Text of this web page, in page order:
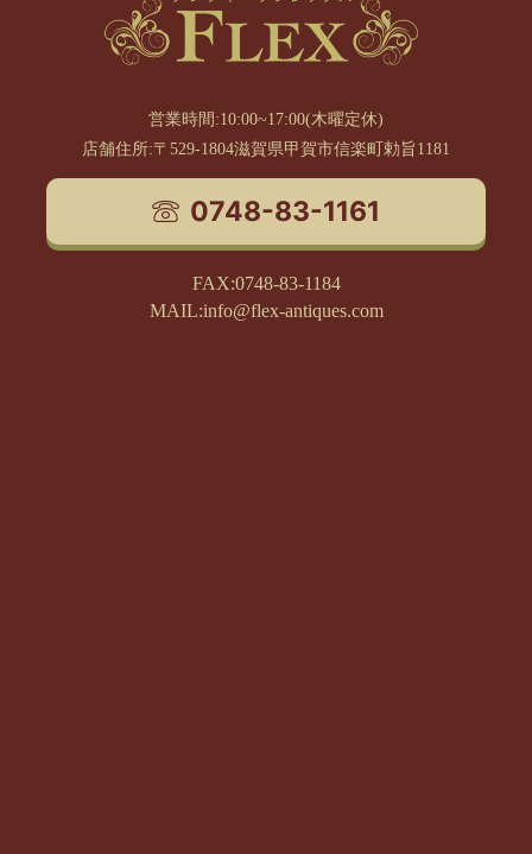
営業時間:10:00~17:00(木曜定休)
店舗住所:〒529-1804滋賀県甲賀市信楽町勅旨1181
0748-83-1161
FAX:0748-83-1184
MAIL:info@flex-antiques.com